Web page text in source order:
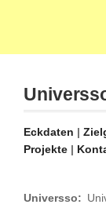
Eckdaten |
Projekte |
Universso: